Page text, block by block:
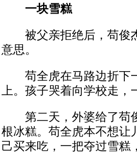
一块雪糕
被父亲拒绝后，苟俊
意思。
苟全虎在马路边折下
上。孩子哭着向学校走
第二天，外婆给了苟
根冰糕。苟全虎本不想让
己买来吃，一把夺过雪糕